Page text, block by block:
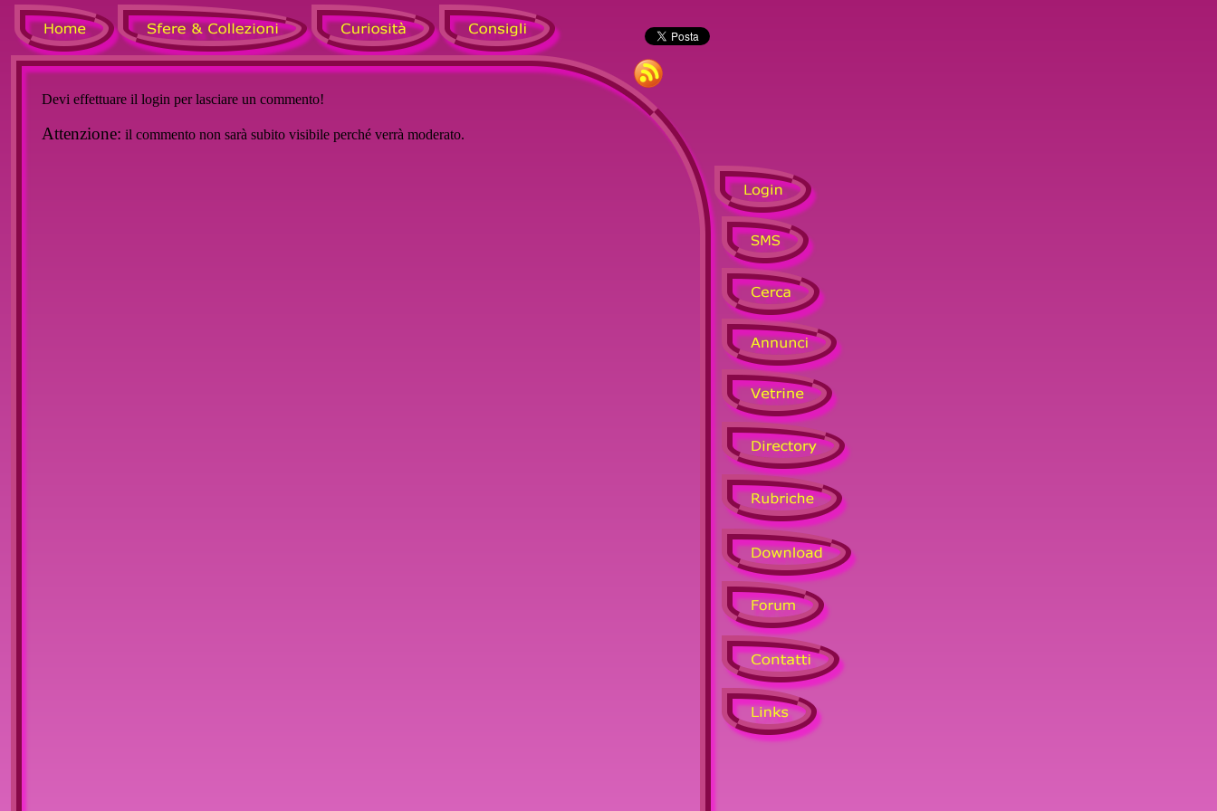
Devi effettuare il login per lasciare un commento!
Attenzione: il commento non sarà subito visibile perché verrà moderato.